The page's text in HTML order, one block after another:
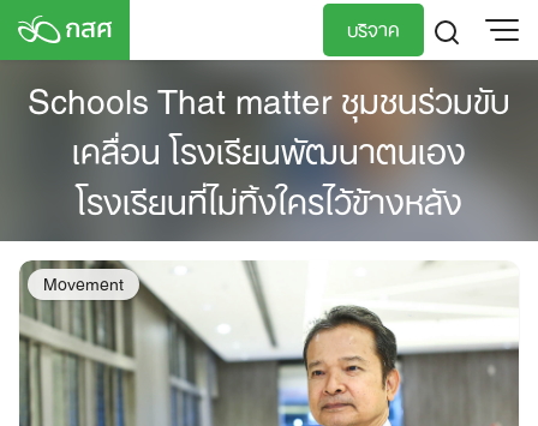
Skip
บริจาค
TH
EN
Schools That matter ชุมชนร่วมขับ
เคลื่อน โรงเรียนพัฒนาตนเอง
โรงเรียนที่ไม่ทิ้งใครไว้ข้างหลัง
Movement